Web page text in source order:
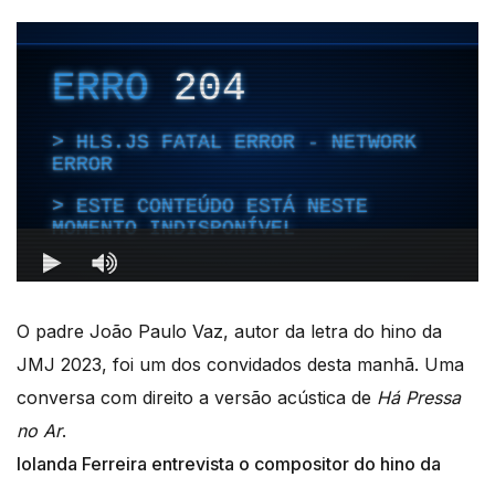
O padre João Paulo Vaz, autor da letra do hino da
JMJ 2023, foi um dos convidados desta manhã. Uma
conversa com direito a versão acústica de Há Pressa
no Ar.
Iolanda Ferreira entrevista o compositor do hino da